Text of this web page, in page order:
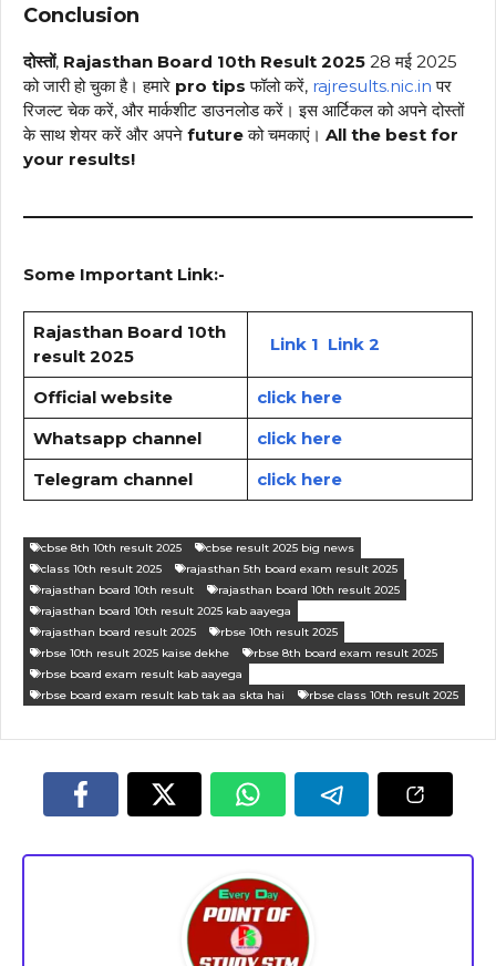
Conclusion
दोस्तों, Rajasthan Board 10th Result 2025 28 मई 2025
को जारी हो चुका है। हमारे pro tips फॉलो करें, rajresults.nic.in पर
रिजल्ट चेक करें, और मार्कशीट डाउनलोड करें। इस आर्टिकल को अपने दोस्तों
के साथ शेयर करें और अपने futureको चमकाएं। All the best for
your results!
Some Important Link:-
Rajasthan Board 10th
result 2025
Link 1 Link 2
Official website
click here
Whatsapp channel
click here
Telegram channel
click here
cbse 8th 10th result 2025
cbse result 2025 big news
class 10th result 2025
rajasthan 5th board exam result 2025
rajasthan board 10th result
rajasthan board 10th result 2025
rajasthan board 10th result 2025 kab aayega
rajasthan board result 2025
rbse 10th result 2025
rbse 10th result 2025 kaise dekhe
rbse 8th board exam result 2025
rbse board exam result kab aayega
rbse board exam result kab tak aa skta hai
rbse class 10th result 2025